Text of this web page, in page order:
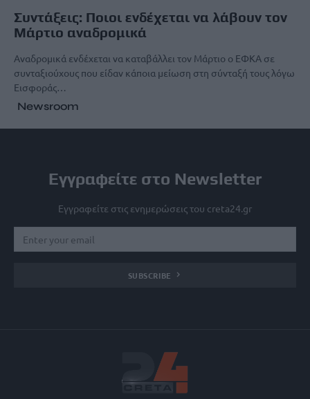
Συντάξεις: Ποιοι ενδέχεται να λάβουν τον
Μάρτιο αναδρομικά
Αναδρομικά ενδέχεται να καταβάλλει τον Μάρτιο ο ΕΦΚΑ σε
συνταξιούχους που είδαν κάποια μείωση στη σύνταξή τους λόγω
Εισφοράς…
Newsroom
Εγγραφείτε στο Newsletter
Εγγραφείτε στις ενημερώσεις του creta24.gr
SUBSCRIBE